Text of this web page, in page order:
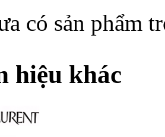
có sản phẩm
hiệu khác